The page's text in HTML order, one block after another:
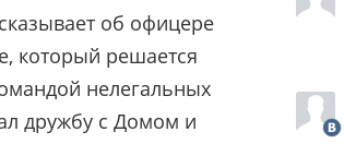
об офицере
который решается
нелегальных
дружбу с Домом и